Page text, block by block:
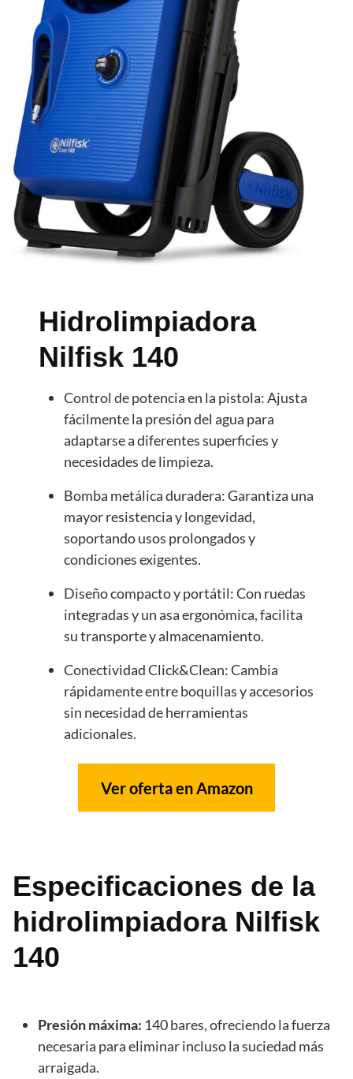
Hidrolimpiadora
Nilfisk 140
Control de potencia en la pistola: Ajusta
fácilmente la presión del agua para
adaptarse a diferentes superficies y
necesidades de limpieza.
Bomba metálica duradera: Garantiza una
mayor resistencia y longevidad,
soportando usos prolongados y
condiciones exigentes.
Diseño compacto y portátil: Con ruedas
integradas y un asa ergonómica, facilita
su transporte y almacenamiento.
Conectividad Click&Clean: Cambia
rápidamente entre boquillas y accesorios
sin necesidad de herramientas
adicionales.
Ver oferta en Amazon
Especificaciones de la
hidrolimpiadora Nilfisk
140
Presión máxima: 140 bares, ofreciendo la fuerza
necesaria para eliminar incluso la suciedad más
arraigada.